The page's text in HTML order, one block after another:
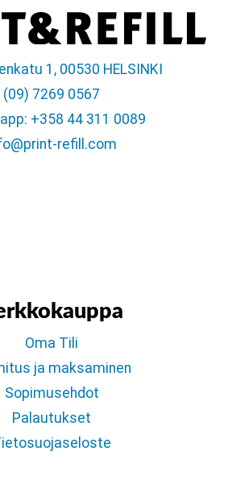
1, 00530 HELSINKI
(09) 7269 0567
+358 44 311 0089
refill.com
Oma Tili
ja maksaminen
Sopimusehdot
Palautukset